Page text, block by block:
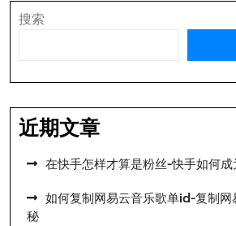
搜索
近期文章
在快手怎样才算是粉丝-快手如何成
如何复制网易云音乐歌单id-复制网
秘